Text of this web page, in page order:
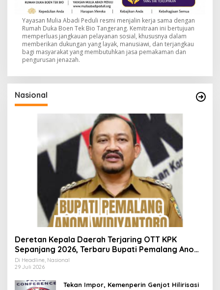
Yayasan Mulia Abadi Peduli resmi menjalin kerja sama dengan
Rumah Duka Boen Tek Bio Tangerang. Kemitraan ini bertujuan
memperluas jangkauan pelayanan sosial, khususnya dalam
memberikan dukungan yang layak, manusiawi, dan terjangkau
bagi masyarakat yang membutuhkan jasa pemakaman dan
pengurusan jenazah.
Nasional
Deretan Kepala Daerah Terjaring OTT KPK
Sepanjang 2026, Terbaru Bupati Pemalang Anom
Widiyantoro
Di Headline, Nasional
29 Juli 2026
Tekan Impor, Kemenperin Genjot Hilirisasi